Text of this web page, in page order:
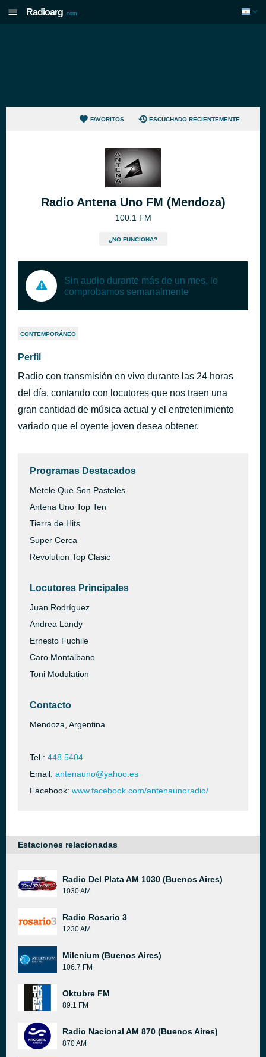
Radioarg .com
FAVORITOS ESCUCHADO RECIENTEMENTE
Radio Antena Uno FM (Mendoza)
100.1 FM
¿NO FUNCIONA?
Sin audio durante más de un mes, lo
comprobamos semanalmente
CONTEMPORÁNEO
Perfil
Radio con transmisión en vivo durante las 24 horas
del día, contando con locutores que nos traen una
gran cantidad de música actual y el entretenimiento
variado que el oyente joven desea obtener.
Programas Destacados
Metele Que Son Pasteles
Antena Uno Top Ten
Tierra de Hits
Super Cerca
Revolution Top Clasic
Locutores Principales
Juan Rodríguez
Andrea Landy
Ernesto Fuchile
Caro Montalbano
Toni Modulation
Contacto
Mendoza, Argentina
Tel.: 448 5404
Email: antenauno@yahoo.es
Facebook: www.facebook.com/antenaunoradio/
Estaciones relacionadas
Radio Del Plata AM 1030 (Buenos Aires)
1030 AM
Radio Rosario 3
1230 AM
Milenium (Buenos Aires)
106.7 FM
Oktubre FM
89.1 FM
Radio Nacional AM 870 (Buenos Aires)
870 AM